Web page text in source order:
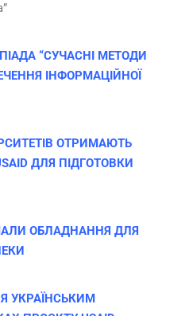
“СУЧАСНІ МЕТОДИ
ІНФОРМАЦІЙНОЇ
ОТРИМАЮТЬ
ДЛЯ ПІДГОТОВКИ
ОБЛАДНАННЯ ДЛЯ
УКРАЇНСЬКИМ